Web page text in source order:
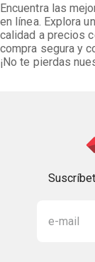
Encuentra las
en línea. Explora
calidad a precios
compra segura y
¡No te pierdas